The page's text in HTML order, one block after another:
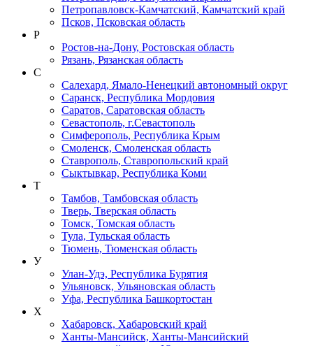
Петропавловск-Камчатский, Камчатский край
Псков, Псковская область
Р
Ростов-на-Дону, Ростовская область
Рязань, Рязанская область
С
Салехард, Ямало-Ненецкий автономный округ
Саранск, Республика Мордовия
Саратов, Саратовская область
Севастополь, г.Севастополь
Симферополь, Республика Крым
Смоленск, Смоленская область
Ставрополь, Ставропольский край
Сыктывкар, Республика Коми
Т
Тамбов, Тамбовская область
Тверь, Тверская область
Томск, Томская область
Тула, Тульская область
Тюмень, Тюменская область
У
Улан-Удэ, Республика Бурятия
Ульяновск, Ульяновская область
Уфа, Республика Башкортостан
Х
Хабаровск, Хабаровский край
Ханты-Мансийск, Ханты-Мансийский